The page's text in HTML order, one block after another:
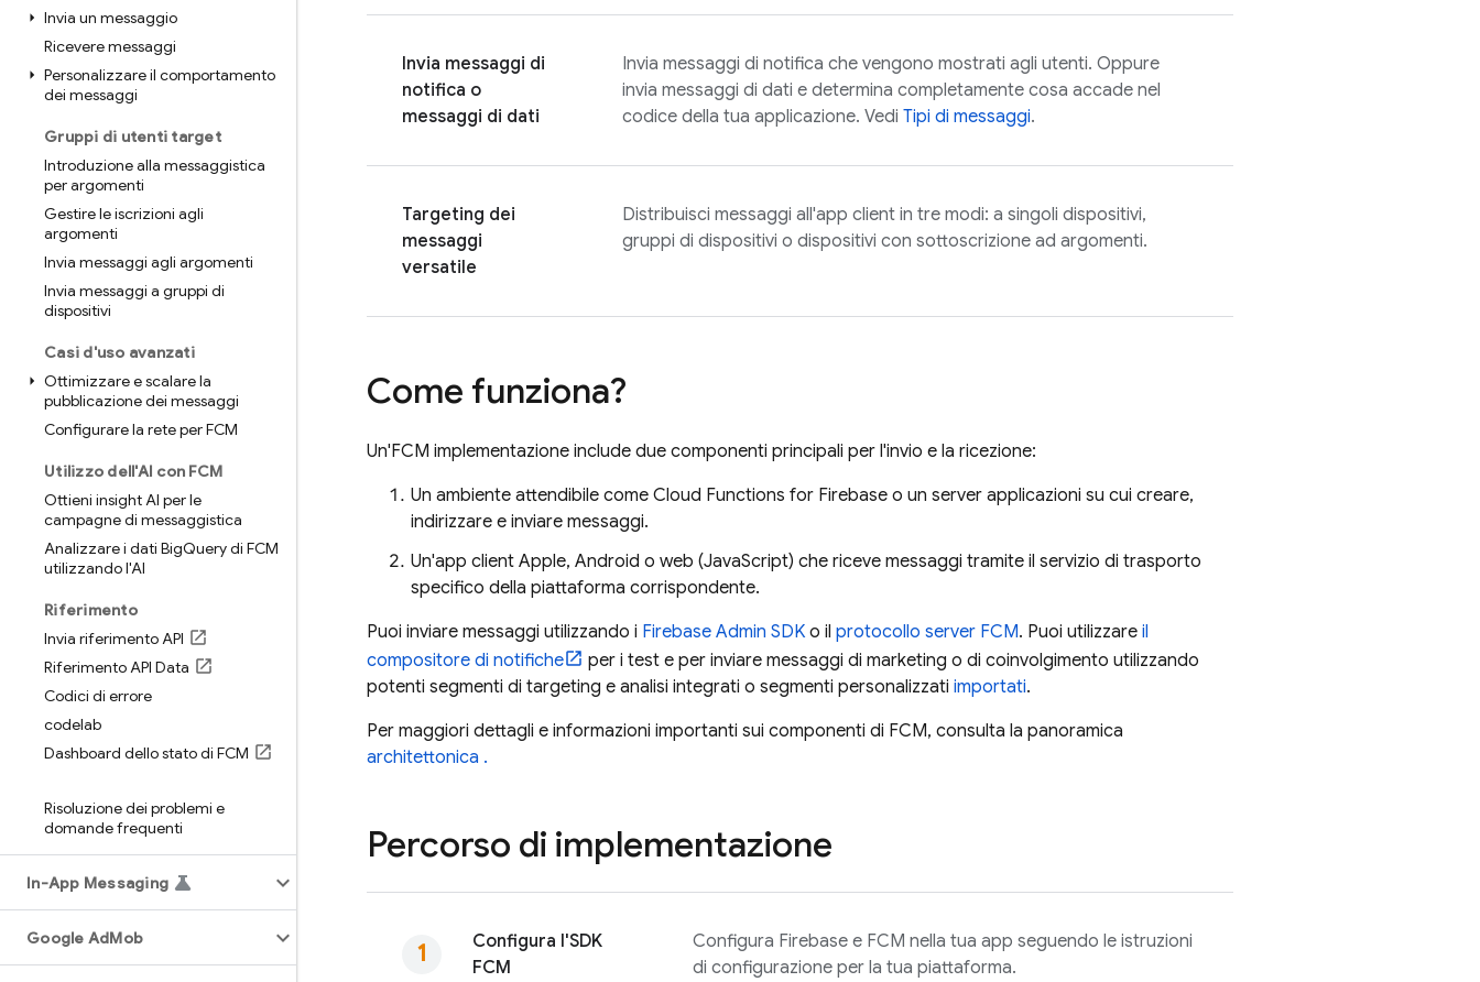
Invia un messaggio
Ricevere messaggi
Personalizzare il comportamento
dei messaggi
Gruppi di utenti target
Introduzione alla messaggistica
per argomenti
Gestire le iscrizioni agli
argomenti
Invia messaggi agli argomenti
Invia messaggi a gruppi di
dispositivi
Casi d'uso avanzati
Ottimizzare e scalare la
pubblicazione dei messaggi
Configurare la rete per FCM
Utilizzo dell'AI con FCM
Ottieni insight AI per le
campagne di messaggistica
Analizzare i dati BigQuery di FCM
utilizzando l'AI
Riferimento
Invia riferimento API
Riferimento API Data
Codici di errore
codelab
Dashboard dello stato di FCM
Risoluzione dei problemi e
domande frequenti
In-App Messaging
Google AdMob
Invia messaggi di
notifica o
messaggi di dati
Invia messaggi di notifica che vengono mostrati agli utenti. Oppure
invia messaggi di dati e determina completamente cosa accade nel
codice della tua applicazione. Vedi Tipi di messaggi.
Targeting dei
messaggi
versatile
Distribuisci messaggi all'app client in tre modi: a singoli dispositivi,
gruppi di dispositivi o dispositivi con sottoscrizione ad argomenti.
Come funziona?
Un'FCM implementazione include due componenti principali per l'invio e la ricezione:
Un ambiente attendibile come Cloud Functions for Firebase o un server applicazioni su cui creare,
indirizzare e inviare messaggi.
Un'app client Apple, Android o web (JavaScript) che riceve messaggi tramite il servizio di trasporto
specifico della piattaforma corrispondente.
Puoi inviare messaggi utilizzando i Firebase Admin SDK o il protocollo server FCM. Puoi utilizzare il
compositore di notifiche
per i test e per inviare messaggi di marketing o di coinvolgimento utilizzando
potenti segmenti di targeting e analisi integrati o segmenti personalizzati importati.
Per maggiori dettagli e informazioni importanti sui componenti di FCM, consulta la panoramica
architettonica .
Percorso di implementazione
Configura l'SDK
FCM
Configura Firebase e FCM nella tua app seguendo le istruzioni
di configurazione per la tua piattaforma.